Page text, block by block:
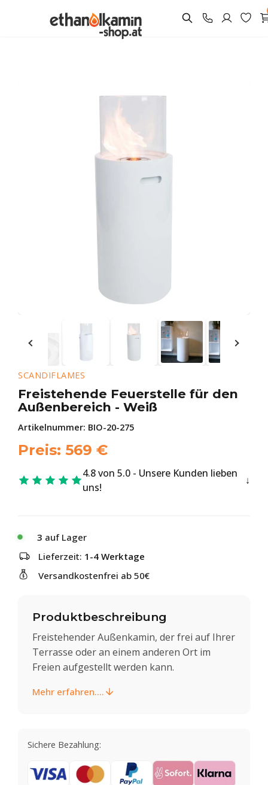
SCANDIFLAMES
Freistehende Feuerstelle für den
Außenbereich - Weiß
Artikelnummer: BIO-20-275
Preis: 569 €
4.8 von 5.0 - Unsere Kunden lieben
uns!
3 auf Lager
Lieferzeit: 1-4 Werktage
Versandkostenfrei ab 50€
Produktbeschreibung
Freistehender Außenkamin, der frei auf Ihrer
Terrasse oder an einem anderen Ort im
Freien aufgestellt werden kann.
Mehr erfahren....
Sichere Bezahlung: